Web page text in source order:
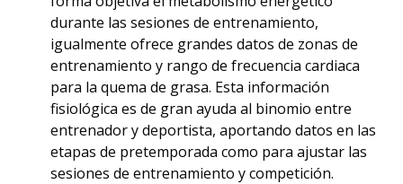
durante las sesiones de entrenamiento,
igualmente ofrece grandes datos de zonas de
entrenamiento y rango de frecuencia cardiaca
para la quema de grasa. Esta información
fisiológica es de gran ayuda al binomio entre
entrenador y deportista, aportando datos en las
etapas de pretemporada como para ajustar las
sesiones de entrenamiento y competición.